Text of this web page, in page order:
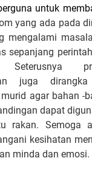
untuk
yang ada pada
mengalami
sepanjang
Seterusnya
juga
agar bahan -
dapat
rakan. Semoga
kesihatan
minda dan emosi.